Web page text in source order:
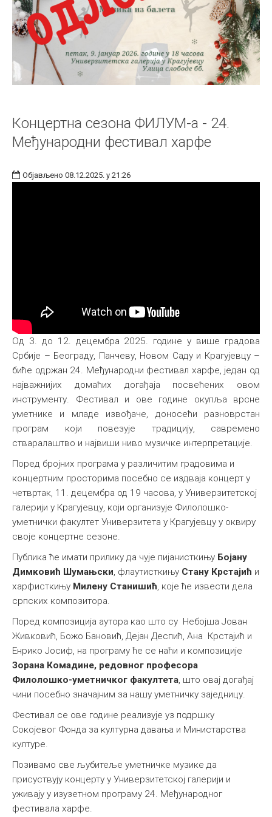
Концертна сезона ФИЛУМ-а - 24.
Међународни фестивал харфе
Објављено 08.12.2025. у 21:26
Од 3. до 12. децембра 2025. године у више градова
Србије – Београду, Панчеву, Новом Саду и Крагујевцу –
биће одржан 24. Међународни фестивал харфе, један од
најважнијих домаћих догађаја посвећених овом
инструменту. Фестивал и ове године окупља врсне
уметнике и младе извођаче, доносећи разноврстан
програм који повезује традицију, савремено
стваралаштво и највиши ниво музичке интерпретације.
Поред бројних програма у различитим градовима и
концертним просторима посебно се издваја концерт у
четвртак, 11. децембра од 19 часова, у Универзитетској
галерији у Крагујевцу, који организује Филолошко-
уметнички факултет Универзитета у Крагујевцу у оквиру
своје концертне сезоне.
Публика ће имати прилику да чује пијанисткињу Бојану
Димковић Шумањски, флаутисткињу Стану Крстајић и
харфисткињу Милену Станишић, које ће извести дела
српских композитора.
Поред композиција аутора као што су Небојша Јован
Живковић, Божо Бановић, Дејан Деспић, Ана Крстајић и
Енрико Јосиф, на програму ће се наћи и композиције
Зорана Комадине, редовног професора
Филолошко-уметничког факултета, што овај догађај
чини посебно значајним за нашу уметничку заједницу.
Фестивал се ове године реализује уз подршку
Сокојевог Фонда за културна давања и Министарства
културе.
Позивамо све љубитеље уметничке музике да
присуствују концерту у Универзитетској галерији и
уживају у изузетном програму 24. Међународног
фестивала харфе.